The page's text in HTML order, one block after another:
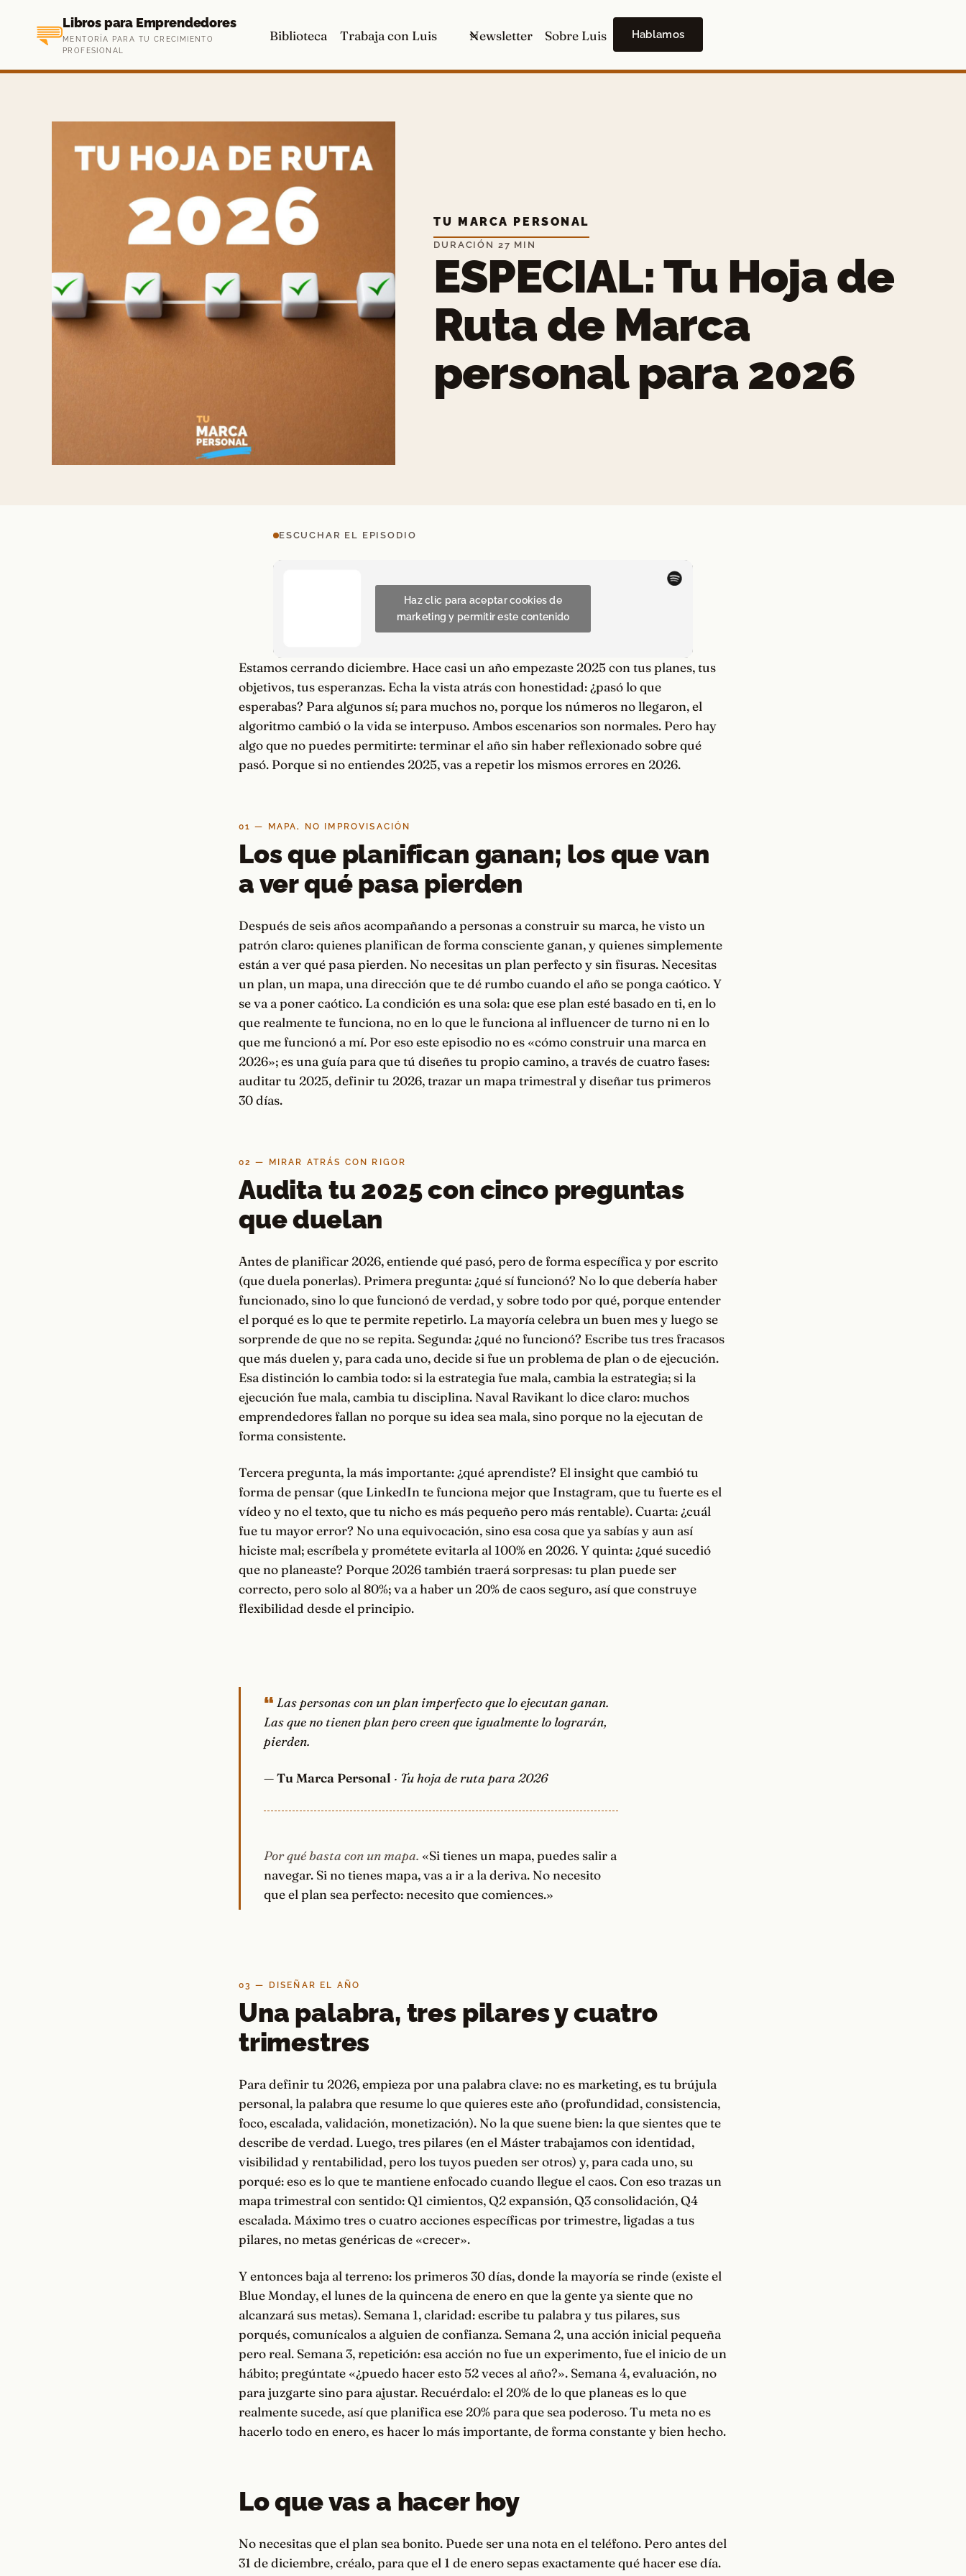
contenido
Libros para Emprendedores
MENTORÍA PARA TU CRECIMIENTO
PROFESIONAL
Biblioteca Trabaja con Luis Newsletter Sobre Luis Hablamos
TU MARCA PERSONAL
DURACIÓN 27 MIN
ESPECIAL: Tu Hoja de
Ruta de Marca
personal para 2026
ESCUCHAR EL EPISODIO
Haz clic para aceptar cookies de
marketing y permitir este contenido
Estamos cerrando diciembre. Hace casi un año empezaste 2025 con tus planes, tus
objetivos, tus esperanzas. Echa la vista atrás con honestidad: ¿pasó lo que
esperabas? Para algunos sí; para muchos no, porque los números no llegaron, el
algoritmo cambió o la vida se interpuso. Ambos escenarios son normales. Pero hay
algo que no puedes permitirte: terminar el año sin haber reflexionado sobre qué
pasó. Porque si no entiendes 2025, vas a repetir los mismos errores en 2026.
01 — MAPA, NO IMPROVISACIÓN
Los que planifican ganan; los que van
a ver qué pasa pierden
Después de seis años acompañando a personas a construir su marca, he visto un
patrón claro: quienes planifican de forma consciente ganan, y quienes simplemente
están a ver qué pasa pierden. No necesitas un plan perfecto y sin fisuras. Necesitas
un plan, un mapa, una dirección que te dé rumbo cuando el año se ponga caótico. Y
se va a poner caótico. La condición es una sola: que ese plan esté basado en ti, en lo
que realmente te funciona, no en lo que le funciona al influencer de turno ni en lo
que me funcionó a mí. Por eso este episodio no es «cómo construir una marca en
2026»; es una guía para que tú diseñes tu propio camino, a través de cuatro fases:
auditar tu 2025, definir tu 2026, trazar un mapa trimestral y diseñar tus primeros
30 días.
02 — MIRAR ATRÁS CON RIGOR
Audita tu 2025 con cinco preguntas
que duelan
Antes de planificar 2026, entiende qué pasó, pero de forma específica y por escrito
(que duela ponerlas). Primera pregunta: ¿qué sí funcionó? No lo que debería haber
funcionado, sino lo que funcionó de verdad, y sobre todo por qué, porque entender
el porqué es lo que te permite repetirlo. La mayoría celebra un buen mes y luego se
sorprende de que no se repita. Segunda: ¿qué no funcionó? Escribe tus tres fracasos
que más duelen y, para cada uno, decide si fue un problema de plan o de ejecución.
Esa distinción lo cambia todo: si la estrategia fue mala, cambia la estrategia; si la
ejecución fue mala, cambia tu disciplina. Naval Ravikant lo dice claro: muchos
emprendedores fallan no porque su idea sea mala, sino porque no la ejecutan de
forma consistente.
Tercera pregunta, la más importante: ¿qué aprendiste? El insight que cambió tu
forma de pensar (que LinkedIn te funciona mejor que Instagram, que tu fuerte es el
vídeo y no el texto, que tu nicho es más pequeño pero más rentable). Cuarta: ¿cuál
fue tu mayor error? No una equivocación, sino esa cosa que ya sabías y aun así
hiciste mal; escríbela y prométete evitarla al 100% en 2026. Y quinta: ¿qué sucedió
que no planeaste? Porque 2026 también traerá sorpresas: tu plan puede ser
correcto, pero solo al 80%; va a haber un 20% de caos seguro, así que construye
flexibilidad desde el principio.
Las personas con un plan imperfecto que lo ejecutan ganan.
Las que no tienen plan pero creen que igualmente lo lograrán,
pierden.
—Tu Marca Personal · Tu hoja de ruta para 2026
Por qué basta con un mapa. «Si tienes un mapa, puedes salir a
navegar. Si no tienes mapa, vas a ir a la deriva. No necesito
que el plan sea perfecto: necesito que comiences.»
03 — DISEÑAR EL AÑO
Una palabra, tres pilares y cuatro
trimestres
Para definir tu 2026, empieza por una palabra clave: no es marketing, es tu brújula
personal, la palabra que resume lo que quieres este año (profundidad, consistencia,
foco, escalada, validación, monetización). No la que suene bien: la que sientes que te
describe de verdad. Luego, tres pilares (en el Máster trabajamos con identidad,
visibilidad y rentabilidad, pero los tuyos pueden ser otros) y, para cada uno, su
porqué: eso es lo que te mantiene enfocado cuando llegue el caos. Con eso trazas un
mapa trimestral con sentido: Q1 cimientos, Q2 expansión, Q3 consolidación, Q4
escalada. Máximo tres o cuatro acciones específicas por trimestre, ligadas a tus
pilares, no metas genéricas de «crecer».
Y entonces baja al terreno: los primeros 30 días, donde la mayoría se rinde (existe el
Blue Monday, el lunes de la quincena de enero en que la gente ya siente que no
alcanzará sus metas). Semana 1, claridad: escribe tu palabra y tus pilares, sus
porqués, comunícalos a alguien de confianza. Semana 2, una acción inicial pequeña
pero real. Semana 3, repetición: esa acción no fue un experimento, fue el inicio de un
hábito; pregúntate «¿puedo hacer esto 52 veces al año?». Semana 4, evaluación, no
para juzgarte sino para ajustar. Recuérdalo: el 20% de lo que planeas es lo que
realmente sucede, así que planifica ese 20% para que sea poderoso. Tu meta no es
hacerlo todo en enero, es hacer lo más importante, de forma constante y bien hecho.
Lo que vas a hacer hoy
No necesitas que el plan sea bonito. Puede ser una nota en el teléfono. Pero antes del
31 de diciembre, créalo, para que el 1 de enero sepas exactamente qué hacer ese día.